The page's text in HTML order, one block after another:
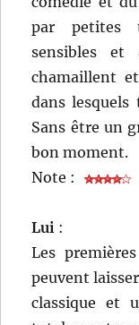
par petites
sensibles et
chamaillent
dans
Sans être un
bon moment.
Note :
Lui :
Les
peuvent
classique et